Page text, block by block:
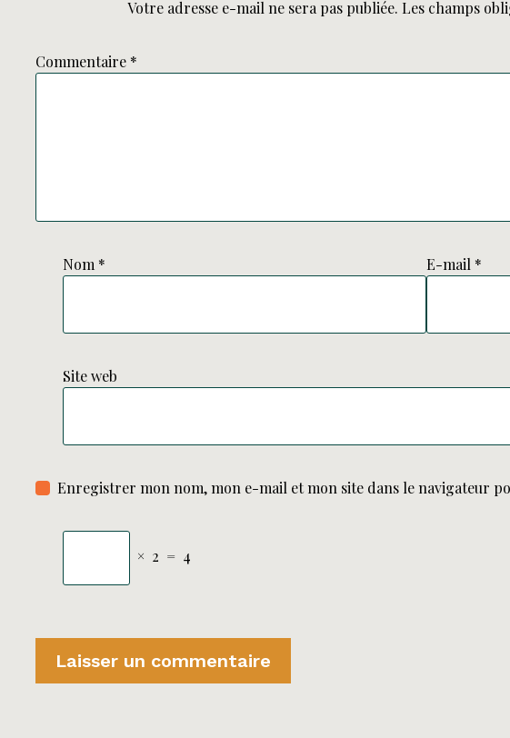
Votre adresse e-mail ne sera pas publiée. Les champs
Commentaire *
Nom * E-mail *
Site web
Enregistrer mon nom, mon e-mail et mon site dans le navigateur
× 2 = 4